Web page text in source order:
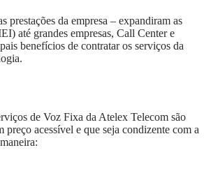
prestações da empresa – expandiram as
até grandes empresas, Call Center e
benefícios de contratar os serviços da
de Voz Fixa da Atelex Telecom são
acessível e que seja condizente com a